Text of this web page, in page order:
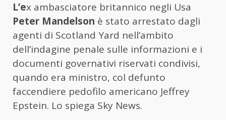
L’ex ambasciatore britannico negli Usa
Peter Mandelson è stato arrestato dagli
agenti di Scotland Yard nell’ambito
dell’indagine penale sulle informazioni e i
documenti governativi riservati condivisi,
quando era ministro, col defunto
faccendiere pedofilo americano Jeffrey
Epstein. Lo spiega Sky News.